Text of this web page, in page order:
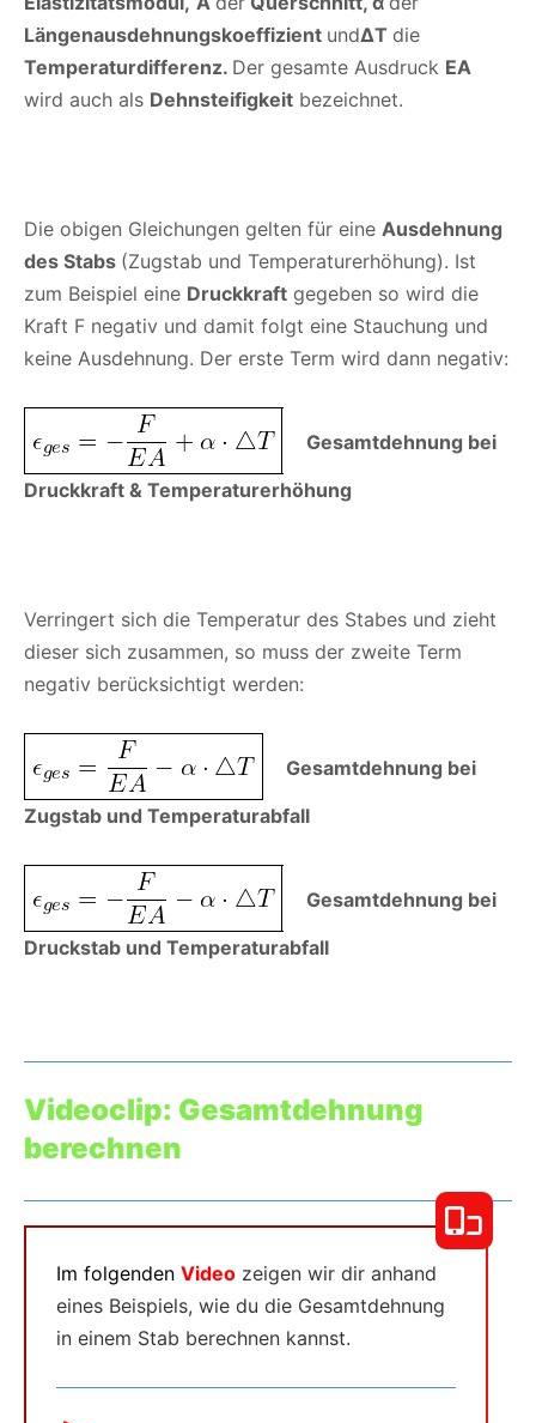
Längenausdehnungskoeffizient undΔT die
Temperaturdifferenz. Der gesamte Ausdruck EA
wird auch als Dehnsteifigkeit bezeichnet.
Die obigen Gleichungen gelten für eine Ausdehnung
des Stabs (Zugstab und Temperaturerhöhung). Ist
zum Beispiel eine Druckkraft gegeben so wird die
Kraft F negativ und damit folgt eine Stauchung und
keine Ausdehnung. Der erste Term wird dann negativ:
Gesamtdehnung bei
Druckkraft & Temperaturerhöhung
Verringert sich die Temperatur des Stabes und zieht
dieser sich zusammen, so muss der zweite Term
negativ berücksichtigt werden:
Gesamtdehnung bei
Zugstab und Temperaturabfall
Gesamtdehnung bei
Druckstab und Temperaturabfall
Videoclip: Gesamtdehnung
berechnen
Im folgenden Video zeigen wir dir anhand
eines Beispiels, wie du die Gesamtdehnung
in einem Stab berechnen kannst.